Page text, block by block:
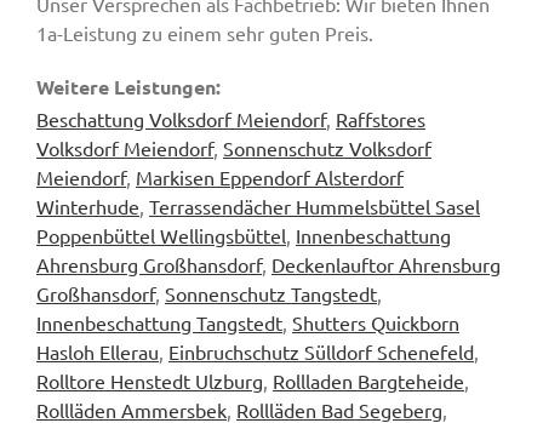
1a-Leistung zu einem sehr guten Preis.
Weitere Leistungen:
Beschattung Volksdorf Meiendorf, Raffstores
Volksdorf Meiendorf, Sonnenschutz Volksdorf
Meiendorf, Markisen Eppendorf Alsterdorf
Winterhude Terrassendächer Hummelsbüttel Sasel
Poppenbüttel Wellingsbüttel Innenbeschattung
Ahrensburg Großhansdorf, Deckenlauftor Ahrensburg
Großhansdorf, Sonnenschutz Tangstedt
Innenbeschattung Tangstedt Shutters Quickborn
Hasloh Ellerau Einbruchschutz Sülldorf Schenefeld
Rolltore Henstedt Ulzburg Rollladen Bargteheide
Rollläden Ammersbek Rollläden Bad Segeberg